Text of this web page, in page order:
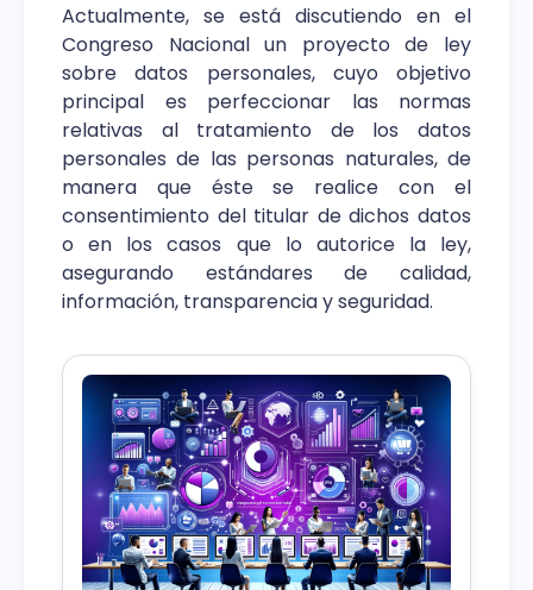
Actualmente, se está discutiendo en el
Congreso Nacional un proyecto de ley
sobre datos personales, cuyo objetivo
principal es perfeccionar las normas
relativas al tratamiento de los datos
personales de las personas naturales, de
manera que éste se realice con el
consentimiento del titular de dichos datos
o en los casos que lo autorice la ley,
asegurando estándares de calidad,
información, transparencia y seguridad.